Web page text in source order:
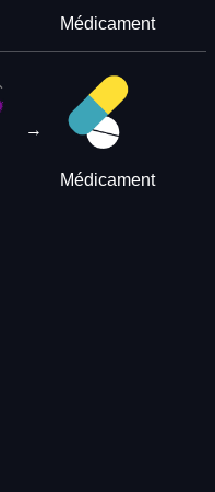
Médicament
→
Médicament